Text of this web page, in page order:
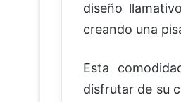
diseño
creando una
Esta
disfrutar de su